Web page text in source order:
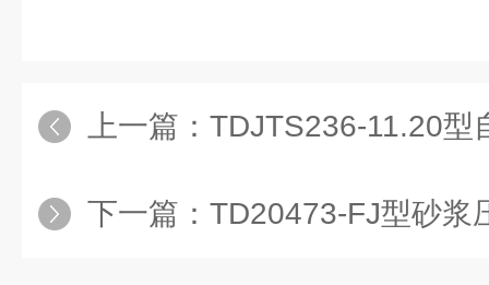
上一篇： TDJTS236-11.20型自密实混
下一篇： TD20473-FJ型砂浆压剪粘